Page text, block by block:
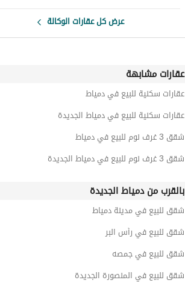
عرض كل عقارات الوكالة
عقارات مشابهة
عقارات سكنية للبيع في دمياط
عقارات سكنية للبيع في دمياط الجديدة
شقق 3 غرف نوم للبيع في دمياط
شقق 3 غرف نوم للبيع في دمياط الجديدة
بالقرب من دمياط الجديدة
شقق للبيع في مدينة دمياط
شقق للبيع في رأس البر
شقق للبيع في جمصه
شقق للبيع في المنصورة الجديدة